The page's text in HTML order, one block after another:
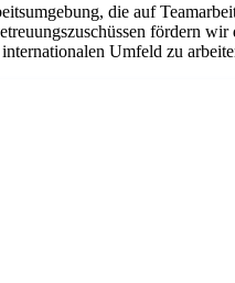
die auf
fördern
Umfeld zu